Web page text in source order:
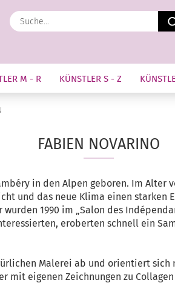
M - R KÜNSTLER S - Z
FABIEN NOVARINO
in den Alpen geboren. Im Alter
und das neue Klima einen
1990 im „Salon des
eroberten schnell ein
Malerei ab und orientiert sich
mit eigenen Zeichnungen zu